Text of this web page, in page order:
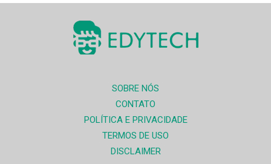
SOBRE NÓS
CONTATO
POLÍTICA E PRIVACIDADE
TERMOS DE USO
DISCLAIMER